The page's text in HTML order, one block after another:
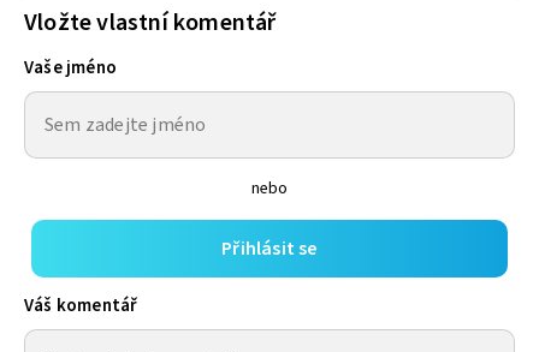
Vložte vlastní komentář
Vaše jméno
nebo
Přihlásit se
Váš komentář